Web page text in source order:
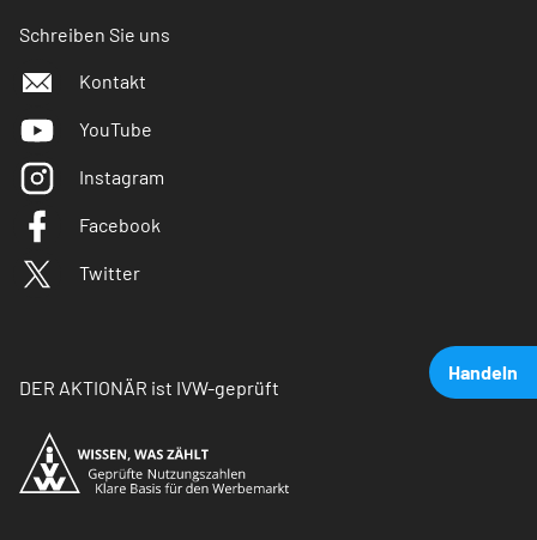
Handeln
Schreiben Sie uns
Kontakt
YouTube
Instagram
Facebook
Twitter
DER AKTIONÄR ist IVW-geprüft